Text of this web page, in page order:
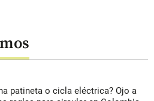
patineta o cicla eléctrica? Ojo a